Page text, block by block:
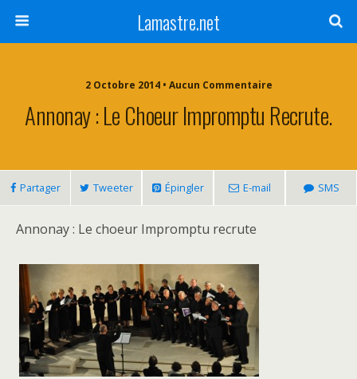
Lamastre.net
2 Octobre 2014 • Aucun Commentaire
Annonay : Le Choeur Impromptu Recrute.
Partager Tweeter Épingler E-mail SMS
Annonay : Le choeur Impromptu recrute